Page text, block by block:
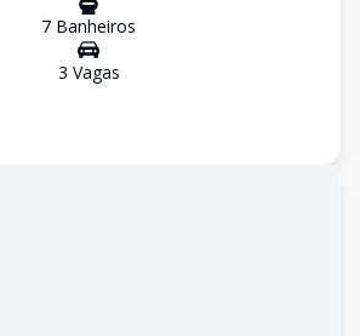
7 Banheiros
3 Vagas